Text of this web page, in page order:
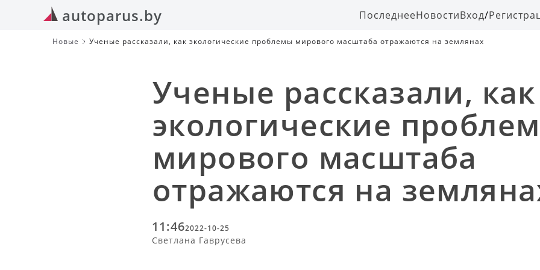
autoparus.by ПоследнееНовостиВход/
Новые Ученые рассказали, как экологические проблемы мирового масштаба отражаются на землянах
Ученые рассказали, как
экологические
мирового масштаба
отражаются на
11:462022-10-25
Светлана Гаврусева